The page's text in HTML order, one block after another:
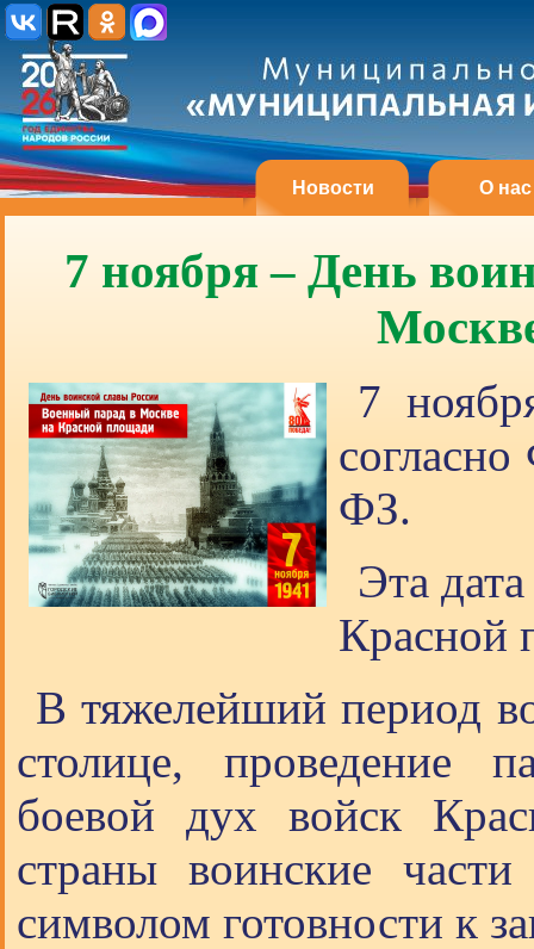
Новости О нас
7 ноября – День
7
ФЗ.
Эта
Красной
В тяжелейший период
столице, проведение
боевой дух войск
страны воинские
символом готовности к